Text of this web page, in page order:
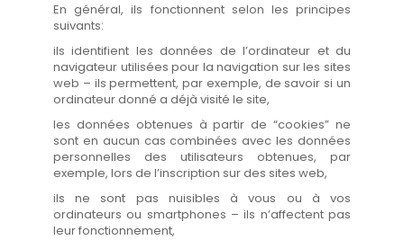
En général, ils fonctionnent selon les principes
suivants:
ils identifient les données de l’ordinateur et du
navigateur utilisées pour la navigation sur les sites
web – ils permettent, par exemple, de savoir si un
ordinateur donné a déjà visité le site,
les données obtenues à partir de “cookies” ne
sont en aucun cas combinées avec les données
personnelles des utilisateurs obtenues, par
exemple, lors de l’inscription sur des sites web,
ils ne sont pas nuisibles à vous ou à vos
ordinateurs ou smartphones – ils n’affectent pas
leur fonctionnement,